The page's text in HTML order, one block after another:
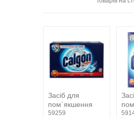
Засіб для
пом`якшення
води Calgon
59259